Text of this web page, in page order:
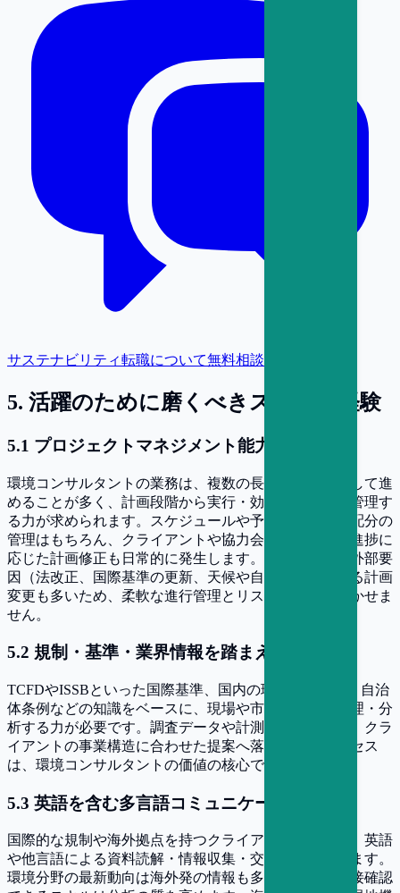
サステナビリティ転職について無料相談
5. 活躍のために磨くべきスキルと経験
5.1 プロジェクトマネジメント能力
環境コンサルタントの業務は、複数の長期案件を並行して進
めることが多く、計画段階から実行・効果検証までを管理す
る力が求められます。スケジュールや予算、リソース配分の
管理はもちろん、クライアントや協力会社との調整、進捗に
応じた計画修正も日常的に発生します。環境分野では外部要
因（法改正、国際基準の更新、天候や自然条件）による計画
変更も多いため、柔軟な進行管理とリスク対応力が欠かせま
せん。
5.2 規制・基準・業界情報を踏まえた分析力
TCFDやISSBといった国際基準、国内の環境関連法規、自治
体条例などの知識をベースに、現場や市場の情報を整理・分
析する力が必要です。調査データや計測値を読み解き、クラ
イアントの事業構造に合わせた提案へ落とし込むプロセス
は、環境コンサルタントの価値の核心です。
5.3 英語を含む多言語コミュニケーション
国際的な規制や海外拠点を持つクライアント案件では、英語
や他言語による資料読解・情報収集・交渉が求められます。
環境分野の最新動向は海外発の情報も多く、原典を直接確認